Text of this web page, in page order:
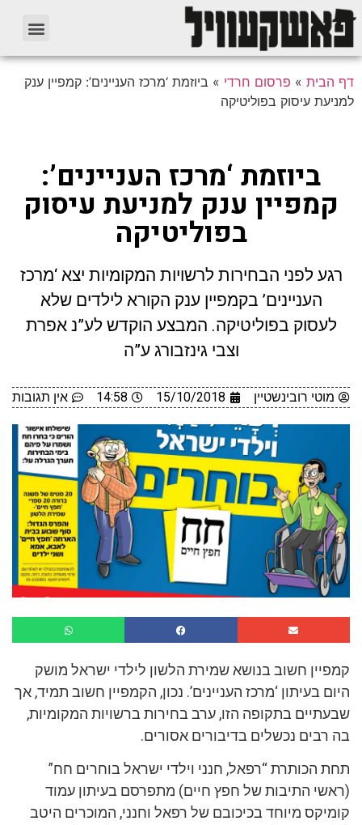
דף הבית » פרסום חרדי » ביוזמת ‘מרכז העניינים’: קמפיין ענק
למניעת עיסוק בפוליטיקה
ביוזמת ‘מרכז העניינים’:
קמפיין ענק למניעת עיסוק
בפוליטיקה
רגע לפני הבחירות לרשויות המקומיות יצא ‘מרכז
העניינים’ בקמפיין ענק הקורא לילדים שלא
לעסוק בפוליטיקה. המבצע הוקדש לע”נ אפרת
וצבי גינזבורג ע”ה
מוטי רובינשטיין 15/10/2018
14:58 אין תגובות
קמפיין חשוב בנושא שמירת הלשון לילדי ישראל מושק
היום בעיתון ‘מרכז העניינים’. נכון, הקמפיין חשוב תמיד, אך
שבעתיים בתקופה הזו, ערב בחירות ברשויות המקומיות,
בה רבים נכשלים בדיבורים אסורים.
תחת הכותרת “רפאל, חנני וילדי ישראל בוחרים חח”
(ראשי התיבות של חפץ חיים) מתפרסם בעיתון עמוד
קומיקס מיוחד בכיכובם של רפאל וחנני, המוכרים היטב